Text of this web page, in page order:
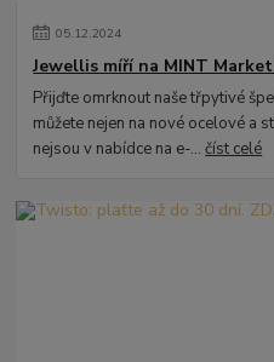
05.12.2024
Jewellis míří na MINT
Přijďte omrknout naše třpytivé
můžete nejen na nové ocelové a
nejsou v nabídce na e-...číst celé